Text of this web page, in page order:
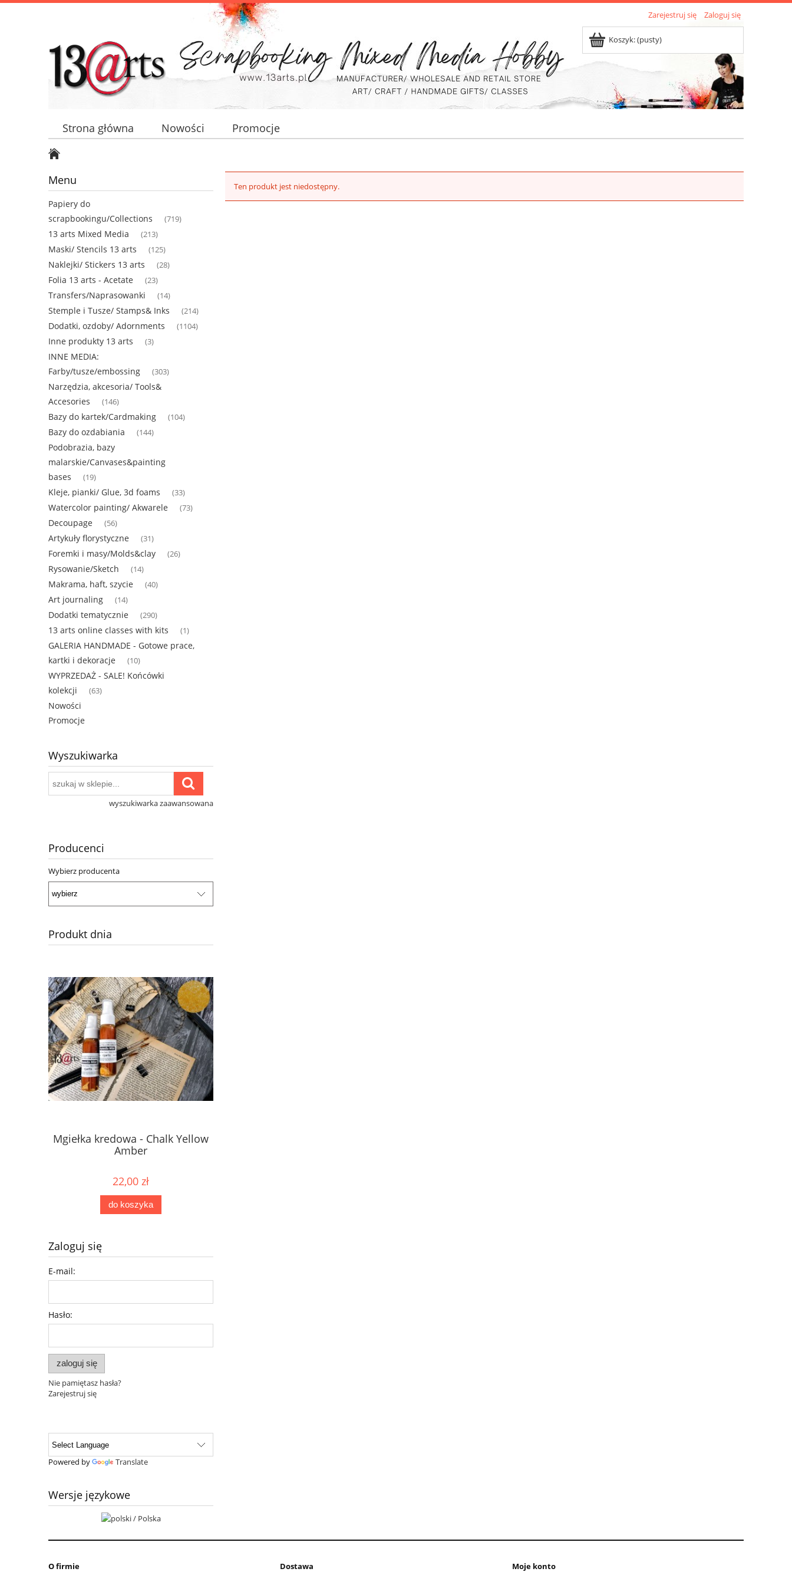
Zarejestruj się Zaloguj się
Koszyk:(pusty)
Strona główna Nowości Promocje
Menu
Papiery do
scrapbookingu/Collections
(719)
13 arts Mixed Media (213)
Maski/ Stencils 13 arts (125)
Naklejki/ Stickers 13 arts (28)
Folia 13 arts - Acetate (23)
Transfers/Naprasowanki (14)
Stemple i Tusze/ Stamps& Inks (214)
Dodatki, ozdoby/ Adornments (1104)
Inne produkty 13 arts (3)
INNE MEDIA:
Farby/tusze/embossing
(303)
Narzędzia, akcesoria/ Tools&
Accesories
(146)
Bazy do kartek/Cardmaking (104)
Bazy do ozdabiania (144)
Podobrazia, bazy
malarskie/Canvases&painting
bases
(19)
Kleje, pianki/ Glue, 3d foams (33)
Watercolor painting/ Akwarele (73)
Decoupage (56)
Artykuły florystyczne (31)
Foremki i masy/Molds&clay (26)
Rysowanie/Sketch (14)
Makrama, haft, szycie (40)
Art journaling (14)
Dodatki tematycznie (290)
13 arts online classes with kits (1)
GALERIA HANDMADE - Gotowe prace,
kartki i dekoracje
(10)
WYPRZEDAŻ - SALE! Końcówki
kolekcji
(63)
Nowości
Promocje
Wyszukiwarka
wyszukiwarka zaawansowana
Producenci
Wybierz producenta
Produkt dnia
Mgiełka kredowa - Chalk Yellow
Amber
22,00 zł
do koszyka
Zaloguj się
E-mail:
Hasło:
zaloguj się
Nie pamiętasz hasła?
Zarejestruj się
Powered by Translate
Wersje językowe
Ten produkt jest niedostępny.
O firmie Dostawa Moje konto